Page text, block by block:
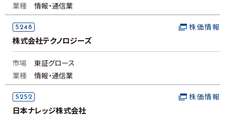
業種
情報・通信業
5248
株式会社テクノロジーズ
株価情報
市場
東証グロース
業種
情報・通信業
5252
日本ナレッジ株式会社
株価情報